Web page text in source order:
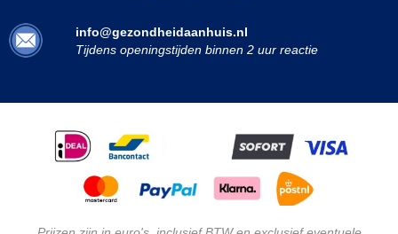
info@gezondheidaanhuis.nl
Tijdens openingstijden binnen 2 uur reactie